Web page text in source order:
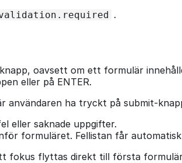
.
oavsett om ett formulär
eller på ENTER.
ha tryckt på submit-
eller saknade uppgifter.
formuläret. Fellistan får
fokus flyttas direkt till första